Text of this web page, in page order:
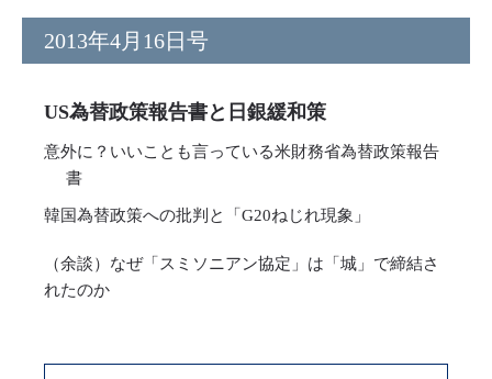
2013年4月16日号
US為替政策報告書と日銀緩和策
意外に？いいことも言っている米財務省為替政策報告
書
韓国為替政策への批判と「G20ねじれ現象」
（余談）なぜ「スミソニアン協定」は「城」で締結さ
れたのか